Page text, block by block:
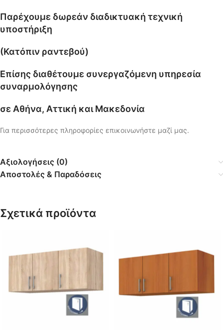
Παρέχουμε δωρεάν διαδικτυακή τεχνική
υποστήριξη
(Κατόπιν ραντεβού)
Επίσης διαθέτουμε συνεργαζόμενη υπηρεσία
συναρμολόγησης
σε Αθήνα, Αττική και Μακεδονία
Για περισσότερες πληροφορίες επικοινωνήστε μαζί μας.
Αξιολογήσεις (0)
Αποστολές & Παραδόσεις
Σχετικά προϊόντα